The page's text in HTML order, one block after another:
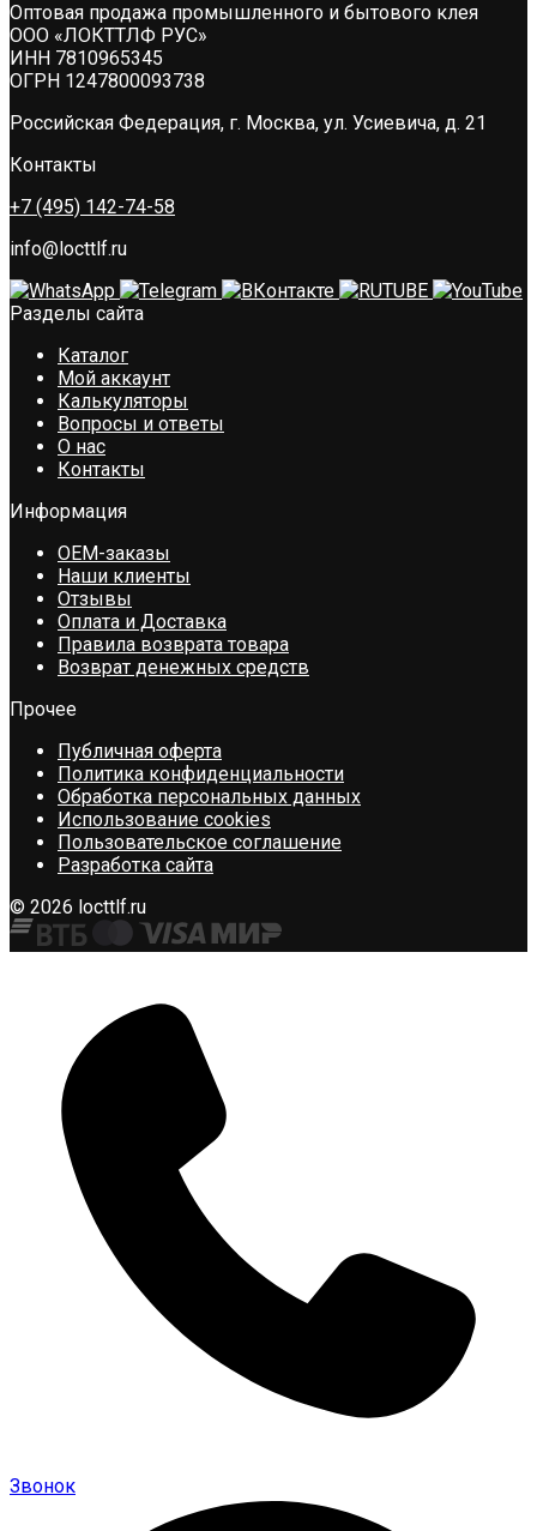
Оптовая продажа промышленного и бытового клея
ООО «ЛОКТТЛФ РУС»
ИНН 7810965345
ОГРН 1247800093738
Российская Федерация, г. Москва, ул. Усиевича, д. 21
Контакты
+7 (495) 142-74-58
info@locttlf.ru
Разделы сайта
Каталог
Мой аккаунт
Калькуляторы
Вопросы и ответы
О нас
Контакты
Информация
OEM-заказы
Наши клиенты
Отзывы
Оплата и Доставка
Правила возврата товара
Возврат денежных средств
Прочее
Публичная оферта
Политика конфиденциальности
Обработка персональных данных
Использование cookies
Пользовательское соглашение
Разработка сайта
© 2026 locttlf.ru
Звонок